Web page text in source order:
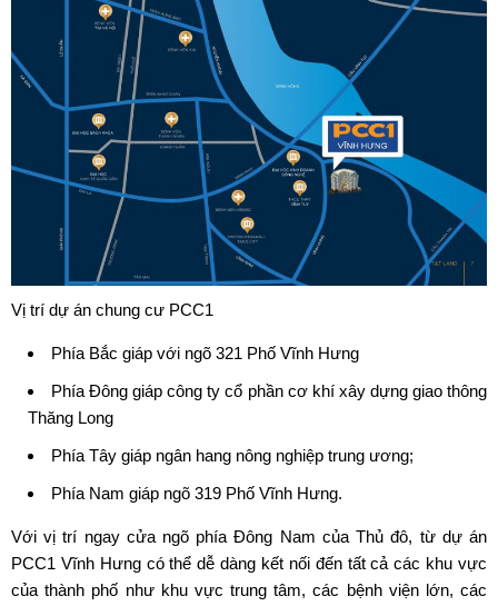
Vị trí dự án chung cư PCC1
Phía Bắc giáp với ngõ 321 Phố Vĩnh Hưng
Phía Đông giáp công ty cổ phần cơ khí xây dựng giao thông
Thăng Long
Phía Tây giáp ngân hang nông nghiệp trung ương;
Phía Nam giáp ngõ 319 Phố Vĩnh Hưng.
Với vị trí ngay cửa ngõ phía Đông Nam của Thủ đô, từ dự án
PCC1 Vĩnh Hưngcó thể dễ dàng kết nối đến tất cả các khu vực
của thành phố như khu vực trung tâm, các bệnh viện lớn, các